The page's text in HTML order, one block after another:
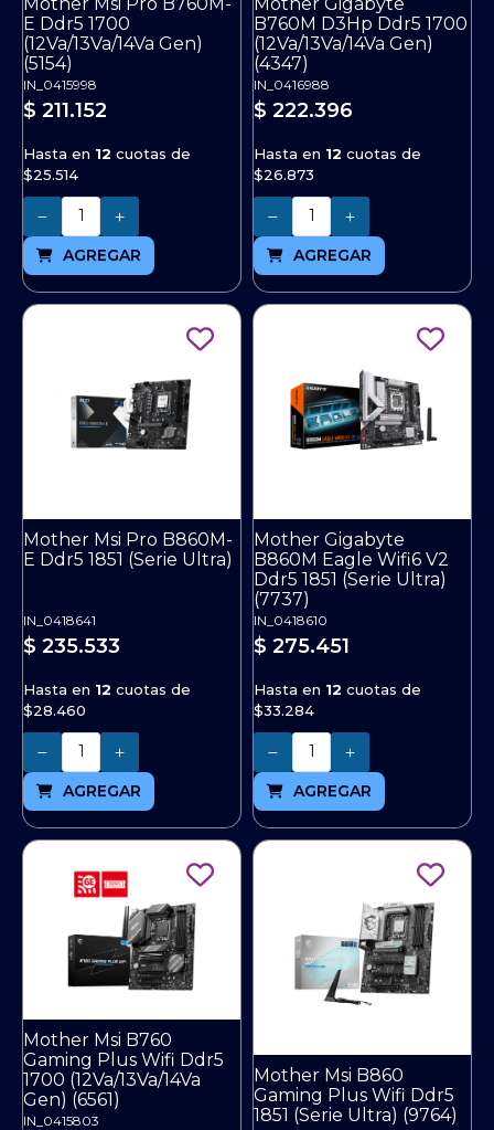
E Ddr5 1700
(12Va/13Va/14Va Gen)
(5154)
IN_0415998
$ 211.152
Hasta en 12 cuotas de
$25.514
Cantidad
AGREGAR
B760M D3Hp Ddr5 1700
(12Va/13Va/14Va Gen)
(4347)
IN_0416988
$ 222.396
Hasta en 12 cuotas de
$26.873
Cantidad
AGREGAR
Mother Msi Pro B860M-
E Ddr5 1851 (Serie Ultra)
IN_0418641
$ 235.533
Hasta en 12 cuotas de
$28.460
Cantidad
AGREGAR
Mother Gigabyte
B860M Eagle Wifi6 V2
Ddr5 1851 (Serie Ultra)
(7737)
IN_0418610
$ 275.451
Hasta en 12 cuotas de
$33.284
Cantidad
AGREGAR
Mother Msi B760
Gaming Plus Wifi Ddr5
1700 (12Va/13Va/14Va
Gen) (6561)
IN_0415803
Mother Msi B860
Gaming Plus Wifi Ddr5
1851 (Serie Ultra) (9764)